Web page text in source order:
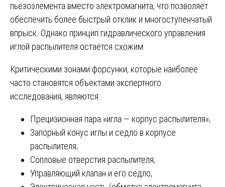
пьезоэлемента вместо электромагнита, что позволяет
обеспечить более быстрый отклик и многоступенчатый
впрыск. Однако принцип гидравлического управления
иглой распылителя остаётся схожим.
Критическими зонами форсунки, которые наиболее
часто становятся объектами экспертного
исследования, являются:
Прецизионная пара «игла — корпус распылителя»;
Запорный конус иглы и седло в корпусе
распылителя;
Сопловые отверстия распылителя;
Управляющий клапан и его седло;